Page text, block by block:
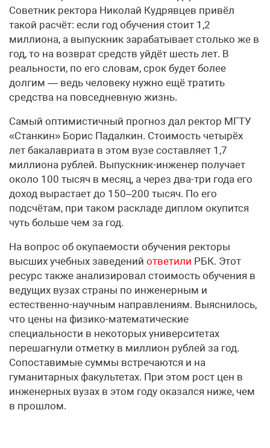
Советник ректора Николай Кудрявцев привёл
такой расчёт: если год обучения стоит 1,2
миллиона, а выпускник зарабатывает столько же в
год, то на возврат средств уйдёт шесть лет. В
реальности, по его словам, срок будет более
долгим — ведь человеку нужно ещё тратить
средства на повседневную жизнь.
Самый оптимистичный прогноз дал ректор МГТУ
«Станкин» Борис Падалкин. Стоимость четырёх
лет бакалавриата в этом вузе составляет 1,7
миллиона рублей. Выпускник-инженер получает
около 100 тысяч в месяц, а через два-три года его
доход вырастает до 150–200 тысяч. По его
подсчётам, при таком раскладе диплом окупится
чуть больше чем за год.
На вопрос об окупаемости обучения ректоры
высших учебных заведений ответили РБК. Этот
ресурс также анализировал стоимость обучения в
ведущих вузах страны по инженерным и
естественно-научным направлениям. Выяснилось,
что цены на физико-математические
специальности в некоторых университетах
перешагнули отметку в миллион рублей за год.
Сопоставимые суммы встречаются и на
гуманитарных факультетах. При этом рост цен в
инженерных вузах в этом году оказался ниже, чем
в прошлом.